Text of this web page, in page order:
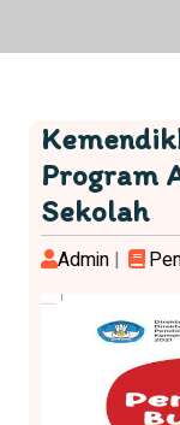
Program
Sekolah
Admin |